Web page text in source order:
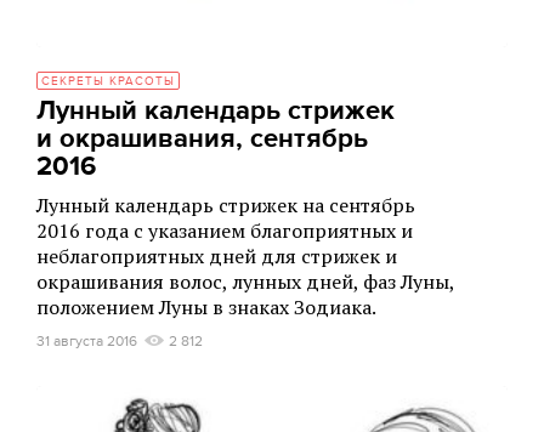
СЕКРЕТЫ КРАСОТЫ
Лунный календарь стрижек
и окрашивания, сентябрь
2016
Лунный календарь стрижек на сентябрь
2016 года с указанием благоприятных и
неблагоприятных дней для стрижек и
окрашивания волос, лунных дней, фаз Луны,
положением Луны в знаках Зодиака.
31 августа 2016 2 812